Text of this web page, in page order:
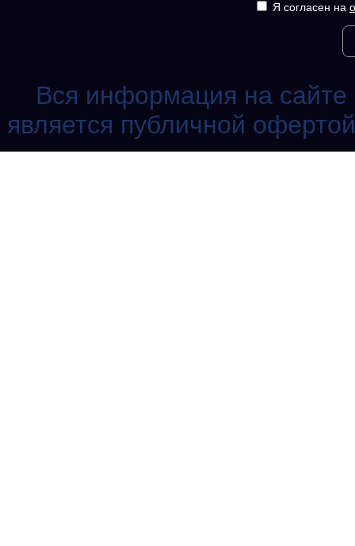
Я согласен на
Вся информация на сайте
является публичной